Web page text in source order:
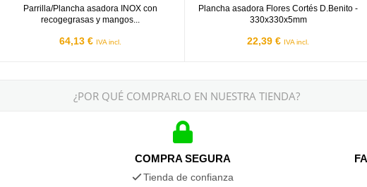
Parrilla/Plancha asadora INOX con
recogegrasas y mangos...
64,13 € IVA incl.
Plancha asadora Flores Cortés D.Benito -
330x330x5mm
22,39 € IVA incl.
¿POR QUÉ COMPRARLO EN NUESTRA TIENDA?
COMPRA SEGURA
Tienda de confianza